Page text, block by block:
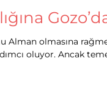
Alman olmasına
oluyor. Ancak